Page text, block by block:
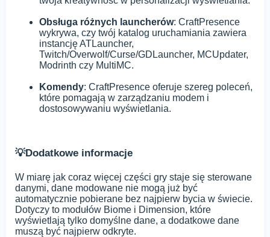
Obsługa różnych launcherów: CraftPresence
wykrywa, czy twój katalog uruchamiania zawiera
instancję ATLauncher,
Twitch/Overwolf/Curse/GDLauncher, MCUpdater,
Modrinth czy MultiMC.
Komendy: CraftPresence oferuje szereg poleceń,
które pomagają w zarządzaniu modem i
dostosowywaniu wyświetlania.
💡Dodatkowe informacje
W miarę jak coraz więcej części gry staje się sterowane
danymi, dane modowane nie mogą już być
automatycznie pobierane bez najpierw bycia w świecie.
Dotyczy to modułów Biome i Dimension, które
wyświetlają tylko domyślne dane, a dodatkowe dane
muszą być najpierw odkryte.